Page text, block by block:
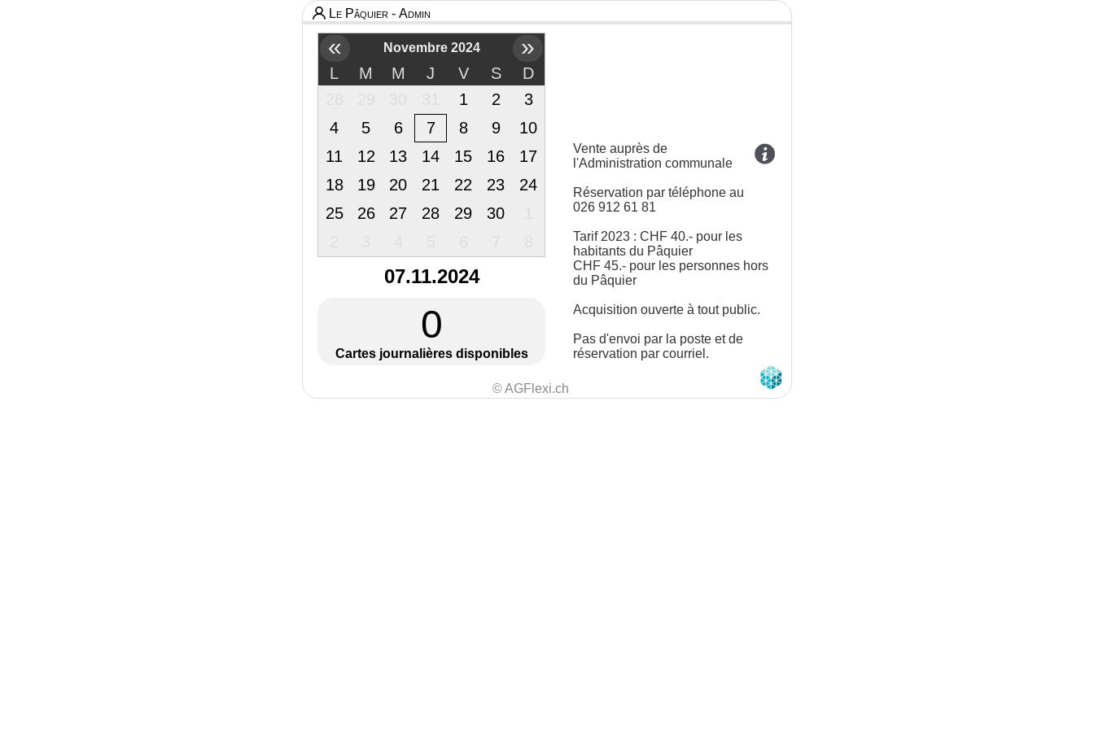
Le Pâquier - Admin
« Novembre 2024 »
L M M J V S
D
1 2
3
4
5 6 7 8 9
10
11
12 13 14 15 16
17
18
19 20 21 22 23
24
25
26 27 28 29 30
07.11.2024
0
Cartes journalières disponibles
Vente auprès de
l'Administration communale
Réservation par téléphone au
026 912 61 81
Tarif 2023 : CHF 40.- pour les
habitants du Pâquier
CHF 45.- pour les personnes hors
du Pâquier
Acquisition ouverte à tout public.
Pas d'envoi par la poste et de
réservation par courriel.
© AGFlexi.ch